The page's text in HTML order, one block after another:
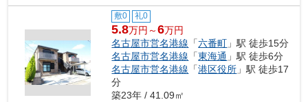
敷0 礼0
5.8万円～6万円
名古屋市営名港線 「六番町 」駅 徒歩15分
名古屋市営名港線 「東海通 」駅 徒歩6分
名古屋市営名港線 「港区役所 」駅 徒歩17
分
築23年 / 41.09㎡